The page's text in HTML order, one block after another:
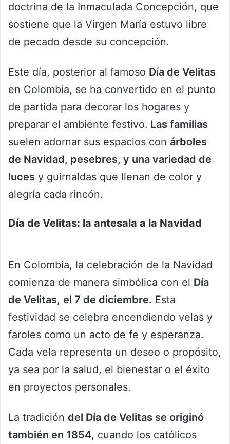
doctrina de la Inmaculada Concepción, que
sostiene que la Virgen María estuvo libre
de pecado desde su concepción.
Este día, posterior al famoso Día de Velitas
en Colombia, se ha convertido en el punto
de partida para decorar los hogares y
preparar el ambiente festivo. Las familias
suelen adornar sus espacios con árboles
de Navidad, pesebres, y una variedad de
luces y guirnaldas que llenan de color y
alegría cada rincón.
Día de Velitas: la antesala a la Navidad
En Colombia, la celebración de la Navidad
comienza de manera simbólica con el Día
de Velitas, el 7 de diciembre. Esta
festividad se celebra encendiendo velas y
faroles como un acto de fe y esperanza.
Cada vela representa un deseo o propósito,
ya sea por la salud, el bienestar o el éxito
en proyectos personales.
La tradición del Día de Velitas se originó
también en 1854, cuando los católicos